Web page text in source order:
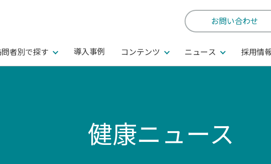
お問い合わせ
者別で探す 導入事例 コンテンツ ニュース 採用情
健康ニュース